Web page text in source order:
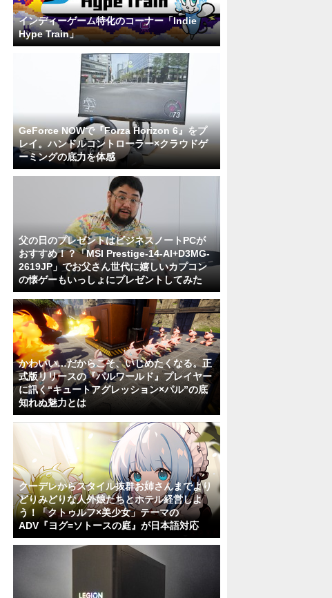
インディーゲーム特化のコーナー「Indie
Hype Train」
GeForce NOWで『Forza Horizon 6』をプ
レイ。ハンドルコントローラー×クラウドゲ
ーミングの底力を体感
父の日のプレゼントはビジネスノートPCが
おすすめ！？「MSI Prestige-14-AI+D3MG-
2619JP」でお父さん世代に嬉しいカプコン
の懐ゲーもいっしょにプレゼントしてみた
かわいい…だからこそ、いじめたくなる。正
式版リリースの『パルワールド』プレイヤー
に訊く“キュートアグレッション×パル”の底
知れぬ魅力とは
クーデレからスタイル抜群お姉さんまでより
どりみどりな人外娘たちとホテル経営しよ
う！「クトゥルフ×美少女」テーマの
ADV『ヨグ=ソトースの庭』が日本語対応